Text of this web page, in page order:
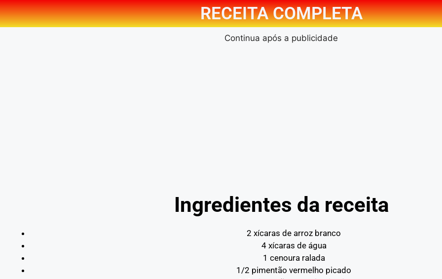
RECEITA COMPLETA
Continua após a publicidade
Ingredientes da receita
2 xícaras de arroz branco
4 xícaras de água
1 cenoura ralada
1/2 pimentão vermelho picado